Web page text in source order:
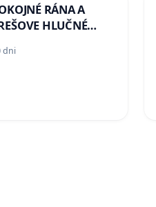
RÁNA A
HLUČNÉ
V SOBOTU LEN
HOD., CEZ
C-AREA NA
dni